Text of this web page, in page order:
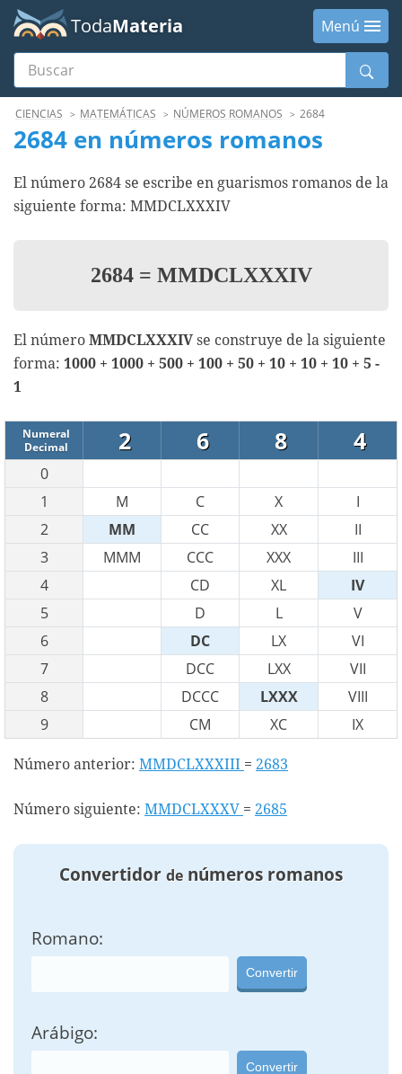
TodaMateria
Menú
Buscar
MenúCIENCIAS MATEMÁTICAS NÚMEROS ROMANOS 2684
2684 en números romanos
El número 2684 se escribe en guarismos romanos de la
siguiente forma: MMDCLXXXIV
2684 = MMDCLXXXIV
El número MMDCLXXXIVse construye de la siguiente
forma: 1000 + 1000 + 500 + 100 + 50 + 10 + 10 + 10 + 5 -
1
Numeral
Decimal
2 6 8 4
0
1
M C X
I
2
MM CC XX
II
3
MMM CCC XXX
III
4
CD XL
IV
5
D L
V
6
DC LX
VI
7
DCC LXX
VII
8
DCCC LXXX
VIII
9
CM XC IX
Número anterior: MMDCLXXXIII = 2683
Número siguiente: MMDCLXXXV = 2685
Convertidor de números romanos
Romano:
Convertir
Arábigo:
Convertir